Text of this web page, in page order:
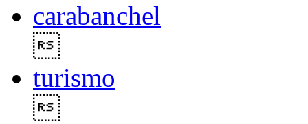
carabanchel
turismo